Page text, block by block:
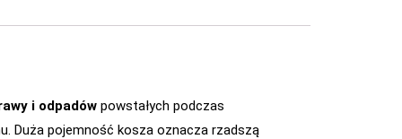
i odpadów powstałych podczas
Duża pojemność kosza oznacza rzadszą